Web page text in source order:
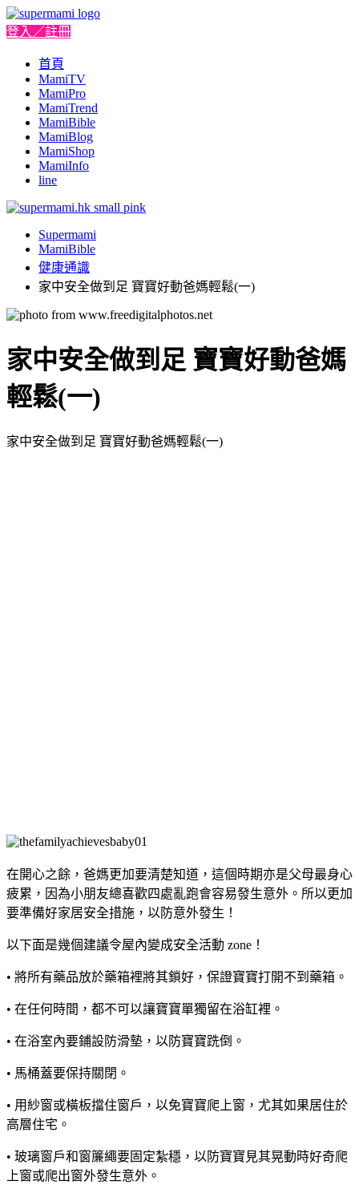
登入／註冊
首頁
MamiTV
MamiPro
MamiTrend
MamiBible
MamiBlog
MamiShop
MamiInfo
line
Supermami
MamiBible
健康通識
家中安全做到足 寶寶好動爸媽輕鬆(一)
家中安全做到足 寶寶好動爸媽
輕鬆(一)
家中安全做到足 寶寶好動爸媽輕鬆(一)
在開心之餘，爸媽更加要清楚知道，這個時期亦是父母最身心
疲累，因為小朋友總喜歡四處亂跑會容易發生意外。所以更加
要準備好家居安全措施，以防意外發生！
以下面是幾個建議令屋內變成安全活動 zone！
• 將所有藥品放於藥箱裡將其鎖好，保證寶寶打開不到藥箱。
• 在任何時間，都不可以讓寶寶單獨留在浴缸裡。
• 在浴室內要鋪設防滑墊，以防寶寶跣倒。
• 馬桶蓋要保持關閉。
• 用紗窗或橫板擋住窗戶，以免寶寶爬上窗，尤其如果居住於
高層住宅。
• 玻璃窗戶和窗簾繩要固定紮穩，以防寶寶見其晃動時好奇爬
上窗或爬出窗外發生意外。